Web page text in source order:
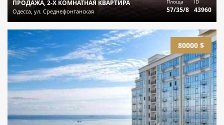
ПРОДАЖА, 2-Х КОМНАТНАЯ КВАРТИРА
Одесса, ул. Среднефонтанская 57/35/8 43960
80000 $